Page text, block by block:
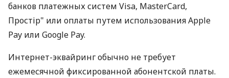
банков платежных систем Visa, MasterCard,
Простір" или оплаты путем использования Apple
Pay или Google Pay.
Интернет-эквайринг обычно не требует
ежемесячной фиксированной абонентской платы.